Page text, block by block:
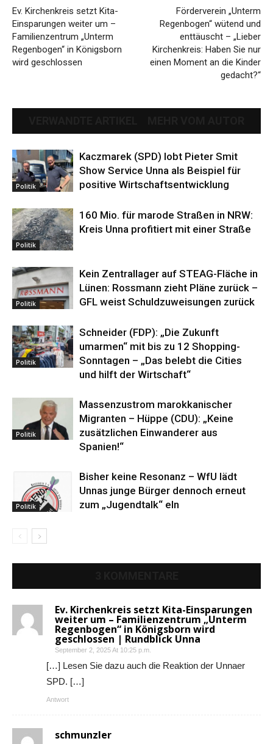
Ev. Kirchenkreis setzt Kita-
Einsparungen weiter um –
Familienzentrum „Unterm
Regenbogen“ in Königsborn
wird geschlossen
Förderverein „Unterm
Regenbogen“ wütend und
enttäuscht – „Lieber
Kirchenkreis: Haben Sie nur
einen Moment an die Kinder
gedacht?“
Politik
Kaczmarek (SPD) lobt Pieter Smit
Show Service Unna als Beispiel für
positive Wirtschaftsentwicklung
Politik
160 Mio. für marode Straßen in NRW:
Kreis Unna profitiert mit einer Straße
Politik
Kein Zentrallager auf STEAG-Fläche in
Lünen: Rossmann zieht Pläne zurück –
GFL weist Schuldzuweisungen zurück
Politik
Schneider (FDP): „Die Zukunft
umarmen“ mit bis zu 12 Shopping-
Sonntagen – „Das belebt die Cities
und hilft der Wirtschaft“
Politik
Massenzustrom marokkanischer
Migranten – Hüppe (CDU): „Keine
zusätzlichen Einwanderer aus
Spanien!“
Politik
Bisher keine Resonanz – WfU lädt
Unnas junge Bürger dennoch erneut
zum „Jugendtalk“ eln
Ev. Kirchenkreis setzt Kita-Einsparungen
weiter um – Familienzentrum „Unterm
Regenbogen“ in Königsborn wird
geschlossen | Rundblick Unna
September 2, 2025 At 10:25 p.m.
[…] Lesen Sie dazu auch die Reaktion der Unnaer
SPD. […]
Antwort
schmunzler